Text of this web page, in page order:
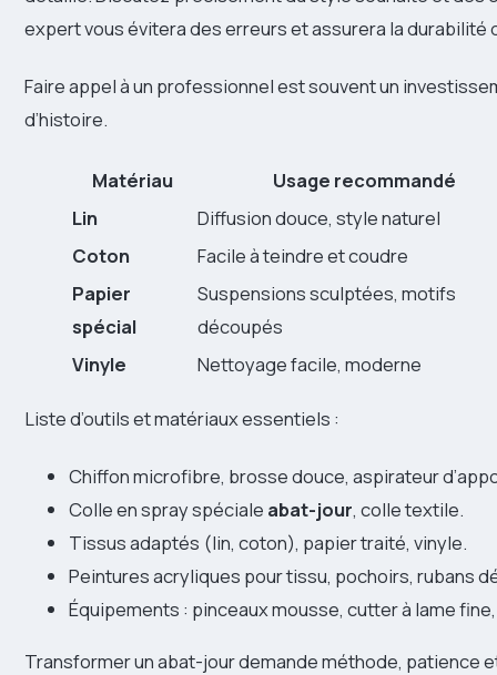
expert vous évitera des erreurs et assurera la durabilité
Faire appel à un professionnel est souvent un
d’histoire.
Matériau
Usage recommandé
Lin
Diffusion douce, style naturel
Coton
Facile à teindre et coudre
Papier
spécial
Suspensions sculptées, motifs
découpés
Vinyle
Nettoyage facile, moderne
Liste d’outils et matériaux essentiels :
Chiffon microfibre, brosse douce, aspirateur
Colle en spray spéciale abat-jour, colle textile.
Tissus adaptés (lin, coton), papier traité, vinyle.
Peintures acryliques pour tissu, pochoirs, rubans
Équipements : pinceaux mousse, cutter à lame
Transformer un abat-jour demande méthode, patience